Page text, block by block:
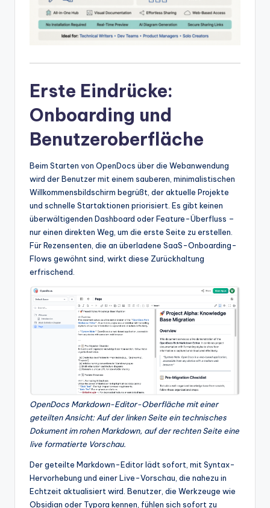
d
Erste Eindrücke:
Onboarding und
Benutzeroberfläche
Beim Starten von OpenDocs über die Webanwendung
wird der Benutzer mit einem sauberen, minimalistischen
Willkommensbildschirm begrüßt, der aktuelle Projekte
und schnelle Startaktionen priorisiert. Es gibt keinen
überwältigenden Dashboard oder Feature-Überfluss –
nur einen direkten Weg, um die erste Seite zu erstellen.
Für Rezensenten, die an überladene SaaS-Onboarding-
Flows gewöhnt sind, wirkt diese Zurückhaltung
erfrischend.
OpenDocs Markdown-Editor-Oberfläche mit einer
geteilten Ansicht: Auf der linken Seite ein technisches
Dokument im rohen Markdown, auf der rechten Seite eine
live formatierte Vorschau.
Der geteilte Markdown-Editor lädt sofort, mit Syntax-
Hervorhebung und einer Live-Vorschau, die nahezu in
Echtzeit aktualisiert wird. Benutzer, die Werkzeuge wie
Obsidian oder Typora kennen, fühlen sich sofort zu